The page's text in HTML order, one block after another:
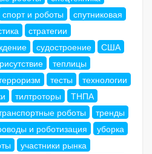
спорт и роботы
спутниковая
стратегии
судостроение
США
теплицы
тесты
технологии
тилтроторы
ТНПА
роботы
тренды
и роботизация
уборка
участники рынка